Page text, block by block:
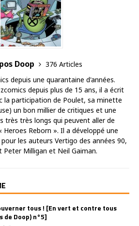
Doop
376 Articles
depuis une quarantaine d'années.
depuis plus de 15 ans, il a écrit
la participation de Poulet, sa minette
un bon millier de critiques et une
très très longs qui peuvent aller de
Heroes Reborn ». Il a développé une
les auteurs Vertigo des années 90,
Milligan et Neil Gaiman.
tous ! [En vert et contre tous
de Doop) n°5]